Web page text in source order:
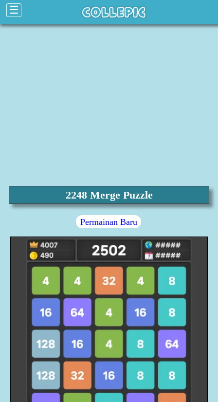
☰
2248 Merge Puzzle
Permainan Baru